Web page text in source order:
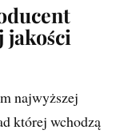
jakości
najwyższej
której wchodzą